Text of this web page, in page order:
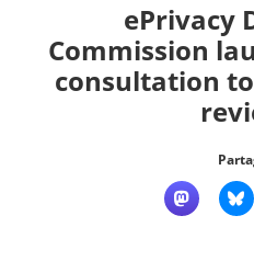
Accueil
Qui sommes nous ?
ePrivacy
Commission
consultation